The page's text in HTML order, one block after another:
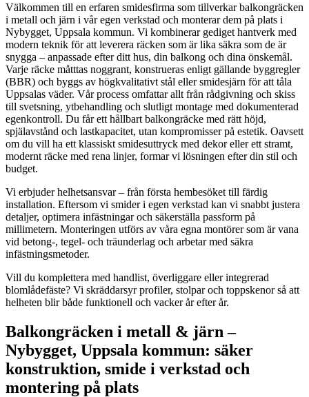
Välkommen till en erfaren smidesfirma som tillverkar balkongräcken
i metall och järn i vår egen verkstad och monterar dem på plats i
Nybygget, Uppsala kommun. Vi kombinerar gediget hantverk med
modern teknik för att leverera räcken som är lika säkra som de är
snygga – anpassade efter ditt hus, din balkong och dina önskemål.
Varje räcke måtttas noggrant, konstrueras enligt gällande byggregler
(BBR) och byggs av högkvalitativt stål eller smidesjärn för att tåla
Uppsalas väder. Vår process omfattar allt från rådgivning och skiss
till svetsning, ytbehandling och slutligt montage med dokumenterad
egenkontroll. Du får ett hållbart balkongräcke med rätt höjd,
spjälavstånd och lastkapacitet, utan kompromisser på estetik. Oavsett
om du vill ha ett klassiskt smidesuttryck med dekor eller ett stramt,
modernt räcke med rena linjer, formar vi lösningen efter din stil och
budget.
Vi erbjuder helhetsansvar – från första hembesöket till färdig
installation. Eftersom vi smider i egen verkstad kan vi snabbt justera
detaljer, optimera infästningar och säkerställa passform på
millimetern. Monteringen utförs av våra egna montörer som är vana
vid betong-, tegel- och träunderlag och arbetar med säkra
infästningsmetoder.
Vill du komplettera med handlist, överliggare eller integrerad
blomlådefäste? Vi skräddarsyr profiler, stolpar och toppskenor så att
helheten blir både funktionell och vacker år efter år.
Balkongräcken i metall & järn –
Nybygget, Uppsala kommun: säker
konstruktion, smide i verkstad och
montering på plats